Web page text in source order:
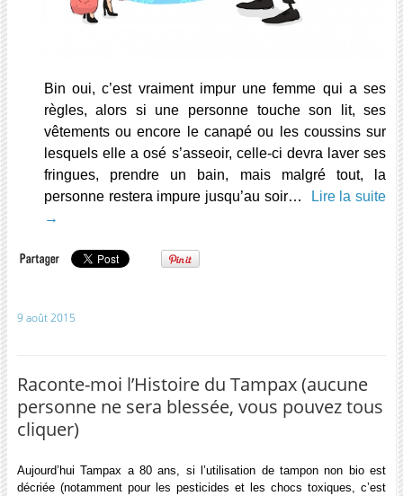
Bin oui, c’est vraiment impur une femme qui a ses
règles, alors si une personne touche son lit, ses
vêtements ou encore le canapé ou les coussins sur
lesquels elle a osé s’asseoir, celle-ci devra laver ses
fringues, prendre un bain, mais malgré tout, la
personne restera impure jusqu’au soir…
Lire la suite
→
9 août 2015
Raconte-moi l’Histoire du Tampax (aucune
personne ne sera blessée, vous pouvez tous
cliquer)
Aujourd’hui Tampax a 80 ans, si l’utilisation de tampon non bio est
décriée (notamment pour les pesticides et les chocs toxiques, c’est